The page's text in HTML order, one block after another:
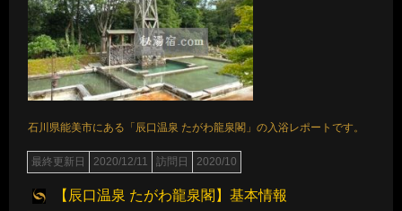
石川県能美市にある「辰口温泉 たがわ龍泉閣」の入浴レポートです。
最終更新日 2020/12/11 訪問日 2020/10
【辰口温泉 たがわ龍泉閣】基本情報